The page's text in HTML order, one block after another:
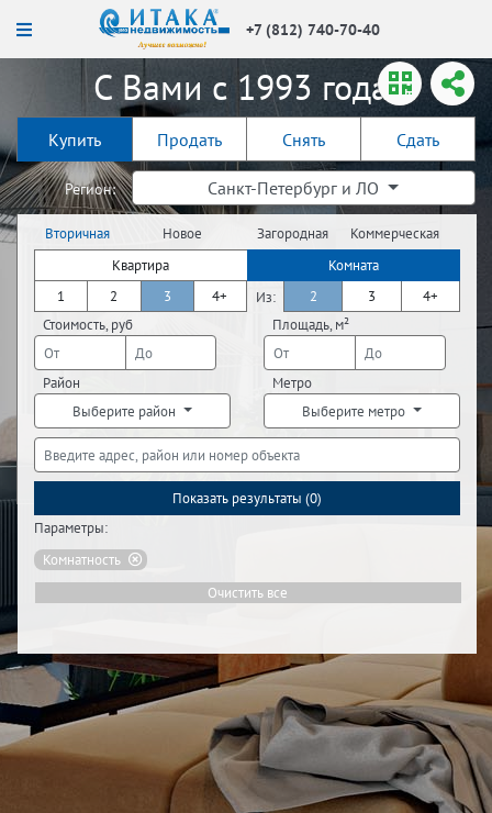
+7 (812) 740-70-40
С Вами с 1993 года!
Купить Продать Снять Сдать
Регион: Санкт-Петербург и ЛО
Вторичная
недвижимость
Новое
строительство
Загородная
недвижимость
Коммерческая
недвижимость
Квартира
Комната
1
2 3 4+ Из: 2 3
4+
Стоимость, руб
Площадь, м²
Район
Выберите район
Метро
Выберите метро
Показать результаты (0)
Параметры:
Комнатность
Очистить все